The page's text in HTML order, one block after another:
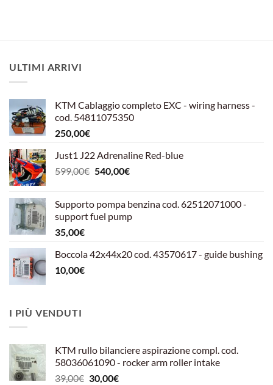
ULTIMI ARRIVI
KTM Cablaggio completo EXC - wiring harness -
cod. 54811075350
250,00€
Just1 J22 Adrenaline Red-blue
599,00€ Il
era:
599,00€.
540,00€Il
è:
540,00€.
Supporto pompa benzina cod. 62512071000 -
support fuel pump
35,00€
Boccola 42x44x20 cod. 43570617 - guide bushing
10,00€
I PIÙ VENDUTI
KTM rullo bilanciere aspirazione compl. cod.
58036061090 - rocker arm roller intake
39,00€ Il
30,00€Il